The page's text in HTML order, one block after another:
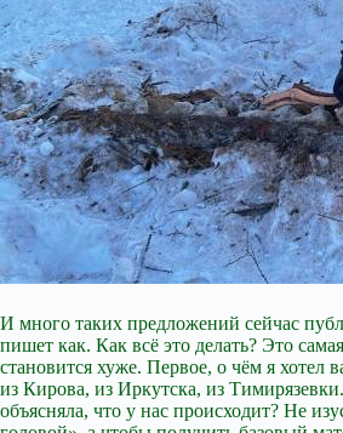
И много таких предложений сейчас
пишет как. Как всё это делать? Это
становится хуже. Первое, о чём я хотел
из Кирова, из Иркутска, из
объясняла, что у нас происходит? Не